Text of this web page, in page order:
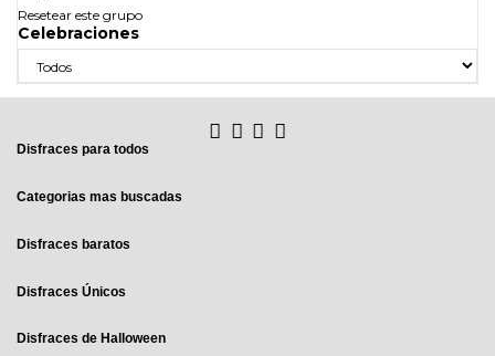
Resetear este grupo
Celebraciones
Disfraces para todos
Categorias mas buscadas
Disfraces baratos
Disfraces Únicos
Disfraces de Halloween